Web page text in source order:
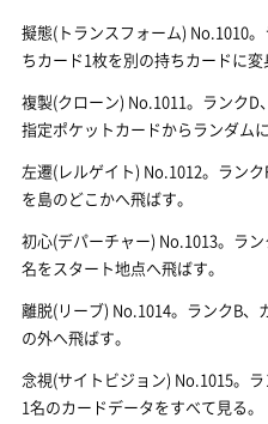
擬態(トランスフォーム) No.1010
ちカード1枚を別の持ちカードに変
複製(クローン) No.1011。ランク
指定ポケットカードからランダム
左遷(レルゲイト) No.1012。ラン
を島のどこかへ飛ばす。
初心(デパーチャー) No.1013。ラ
名をスタート地点へ飛ばす。
離脱(リーブ) No.1014。ランクB、
の外へ飛ばす。
念視(サイトビジョン) No.1015。
1名のカードデータをすべて見る。